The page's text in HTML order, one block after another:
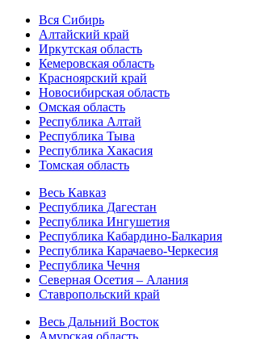
Вся Сибирь
Алтайский край
Иркутская область
Кемеровская область
Красноярский край
Новосибирская область
Омская область
Республика Алтай
Республика Тыва
Республика Хакасия
Томская область
Весь Кавказ
Республика Дагестан
Республика Ингушетия
Республика Кабардино-Балкария
Республика Карачаево-Черкесия
Республика Чечня
Северная Осетия – Алания
Ставропольский край
Весь Дальний Восток
Амурская область